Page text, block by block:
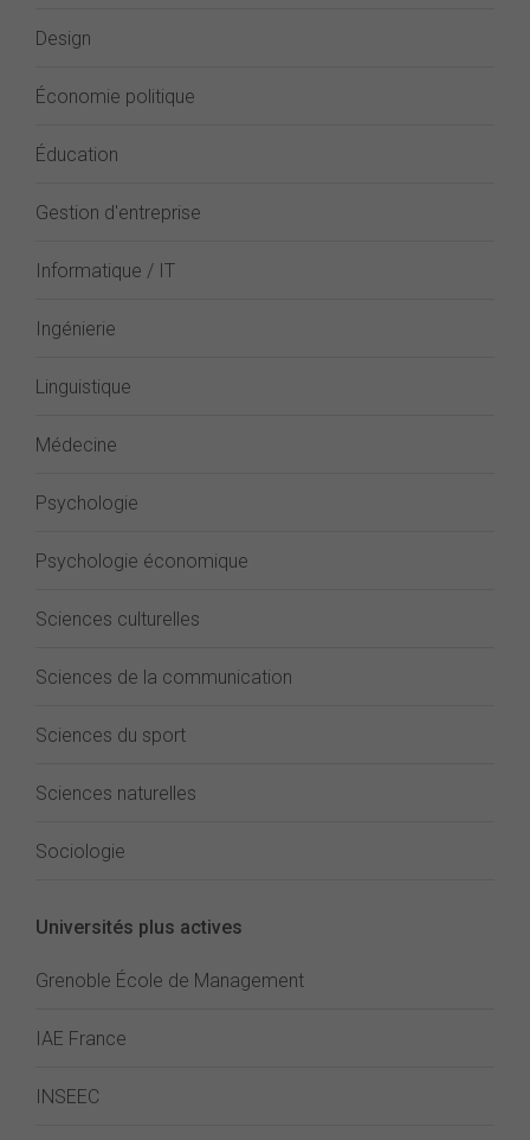
Design
Économie politique
Éducation
Gestion d'entreprise
Informatique / IT
Ingénierie
Linguistique
Médecine
Psychologie
Psychologie économique
Sciences culturelles
Sciences de la communication
Sciences du sport
Sciences naturelles
Sociologie
Universités plus actives
Grenoble École de Management
IAE France
INSEEC